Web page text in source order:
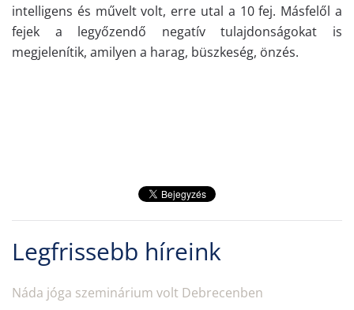
intelligens és művelt volt, erre utal a 10 fej. Másfelől a
fejek a legyőzendő negatív tulajdonságokat is
megjelenítik, amilyen a harag, büszkeség, önzés.
Legfrissebb híreink
Náda jóga szeminárium volt Debrecenben